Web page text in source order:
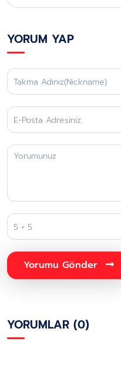
YORUM YAP
Yorumu Gönder
YORUMLAR (0)